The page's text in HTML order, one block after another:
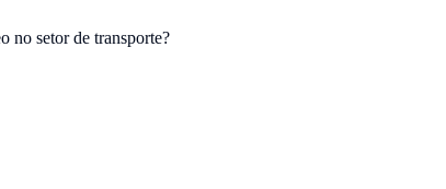
no setor de transporte?